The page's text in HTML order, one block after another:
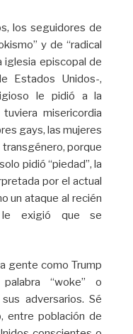
los seguidores de
y de “radical
iglesia episcopal de
Estados Unidos-,
le pidió a la
misericordia
gays, las mujeres
transgénero, porque
pidió “piedad”, la
por el actual
un ataque al recién
le exigió que se
gente como Trump
“woke” o
adversarios. Sé
entre población de